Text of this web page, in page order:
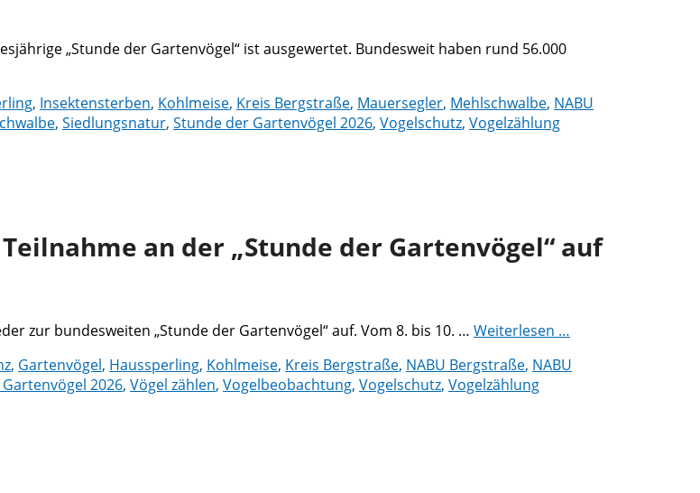
„Stunde der Gartenvögel“ ist ausgewertet. Bundesweit haben rund 56.000
, Insektensterben, Kohlmeise, Kreis Bergstraße, Mauersegler, Mehlschwalbe, NABU
, Siedlungsnatur, Stunde der Gartenvögel 2026, Vogelschutz, Vogelzählung
an der „Stunde der Gartenvögel“ auf
zur bundesweiten „Stunde der Gartenvögel“ auf. Vom 8. bis 10. … Weiterlesen …
, Gartenvögel, Haussperling, Kohlmeise, Kreis Bergstraße, NABU Bergstraße, NABU
2026, Vögel zählen, Vogelbeobachtung, Vogelschutz, Vogelzählung